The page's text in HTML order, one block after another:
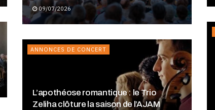
09/07/2026
ANNONCES DE CONCERT
L’apothéose romantique : le Trio
Zeliha clôture la saison de l’AJAM